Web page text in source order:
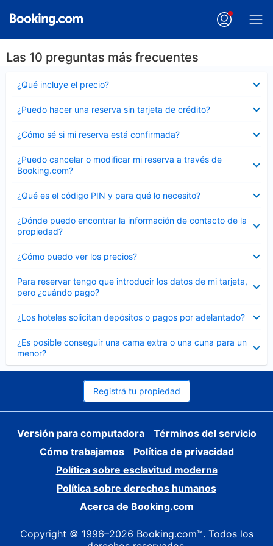
Las 10 preguntas más frecuentes
¿Qué incluye el precio?
cerrado
¿Puedo hacer una reserva sin tarjeta de crédito?
cerrado
¿Cómo sé si mi reserva está confirmada?
cerrado
¿Puedo cancelar o modificar mi reserva a través de
Booking.com?
cerrado
¿Qué es el código PIN y para qué lo necesito?
cerrado
¿Dónde puedo encontrar la información de contacto de la
propiedad?
cerrado
¿Cómo puedo ver los precios?
cerrado
Para reservar tengo que introducir los datos de mi tarjeta,
pero ¿cuándo pago?
cerrado
¿Los hoteles solicitan depósitos o pagos por adelantado?
cerrado
¿Es posible conseguir una cama extra o una cuna para un
menor?
cerrado
Registrá tu propiedad
Versión para computadora
Términos del servicio
Cómo trabajamos
Política de privacidad
Política sobre esclavitud moderna
Política sobre derechos humanos
Acerca de Booking.com
Copyright © 1996–2026 Booking.com™. Todos los